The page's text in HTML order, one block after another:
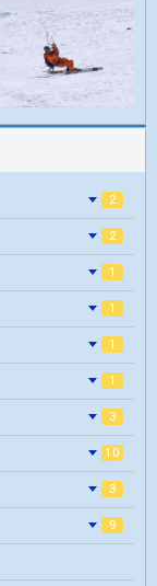
2
2
1
1
1
1
3
10
3
9